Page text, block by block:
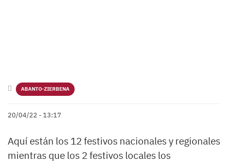
ABANTO-ZIERBENA
20/04/22 - 13:17
Aquí están los 12 festivos nacionales y regionales
mientras que los 2 festivos locales los